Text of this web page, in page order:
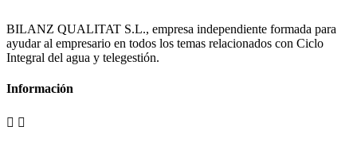
BILANZ QUALITAT S.L., empresa independiente formada para
ayudar al empresario en todos los temas relacionados con Ciclo
Integral del agua y telegestión.
Información
 